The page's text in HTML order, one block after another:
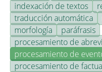
indexación de textos
traducción automática
morfología
paráfrasis
procesamiento de
procesamiento de
procesamiento de